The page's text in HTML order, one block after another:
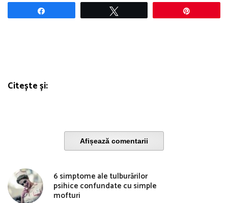
Citește și:
Afișează comentarii
6 simptome ale tulburărilor
psihice confundate cu simple
mofturi